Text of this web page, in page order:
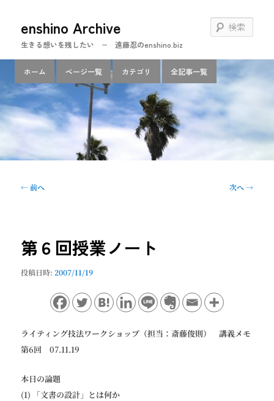
ン
ツ
へ
移
enshino Archive
生きる想いを残したい − 遠藤忍のenshino.biz
索
ン
メ
ニ
ホーム ページ一覧 カテゴリ 全記事一覧
投
ゲ
ー
ョ
←前へ 次へ→
第６回授業ノート
投稿日時:2007/11/19
ライティング技法ワークショップ（担当：斎藤俊則） 講義メモ
第6回 07.11.19
本日の論題
(1) 「文書の設計」とは何か